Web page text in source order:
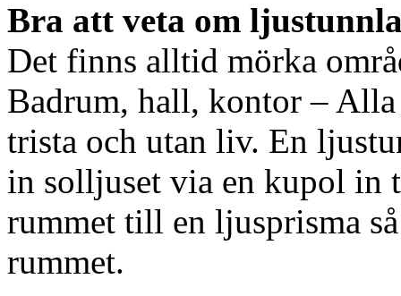
Bra att veta om
Det finns alltid mörka
Badrum, hall, kontor – Alla
trista och utan liv. En
in solljuset via en kupol in
rummet till en ljusprisma
rummet.